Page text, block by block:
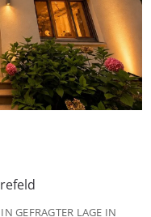
GEFRAGTER LAGE IN